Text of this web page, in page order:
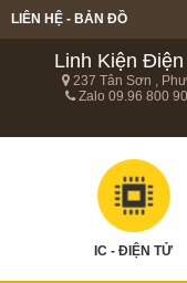
LIÊN HỆ - BẢN ĐỒ
Linh Kiện
237 Tân Sơn ,
Zalo 09.96 800
IC - ĐIỆN TỬ